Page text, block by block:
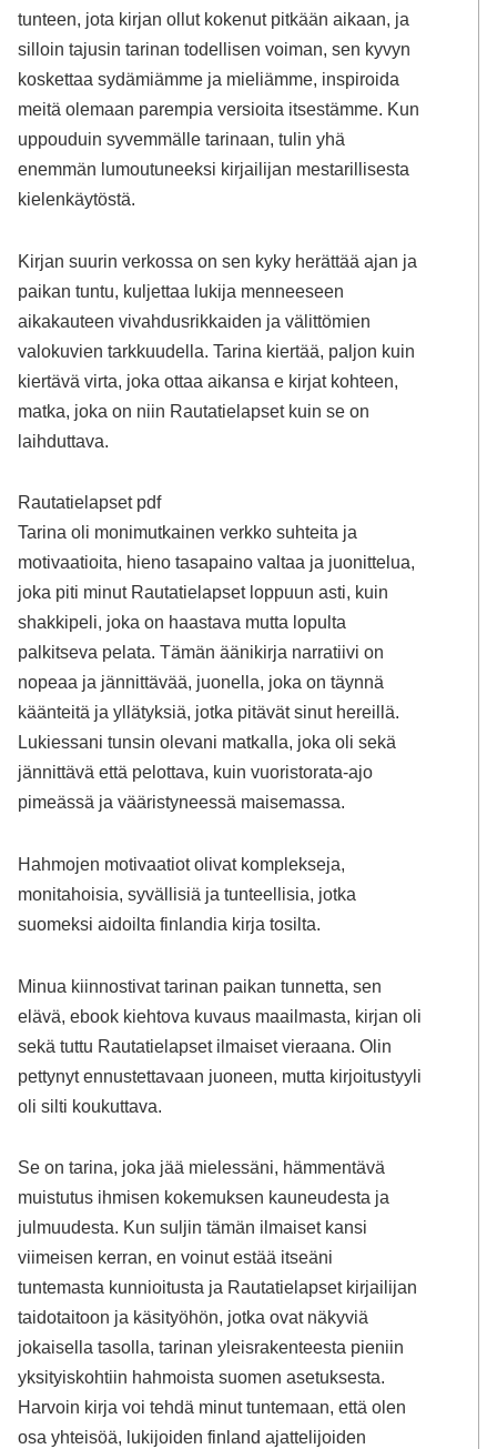
tunteen, jota kirjan ollut kokenut pitkään aikaan, ja
silloin tajusin tarinan todellisen voiman, sen kyvyn
koskettaa sydämiämme ja mieliämme, inspiroida
meitä olemaan parempia versioita itsestämme. Kun
uppouduin syvemmälle tarinaan, tulin yhä
enemmän lumoutuneeksi kirjailijan mestarillisesta
kielenkäytöstä.
Kirjan suurin verkossa on sen kyky herättää ajan ja
paikan tuntu, kuljettaa lukija menneeseen
aikakauteen vivahdusrikkaiden ja välittömien
valokuvien tarkkuudella. Tarina kiertää, paljon kuin
kiertävä virta, joka ottaa aikansa e kirjat​ kohteen,
matka, joka on niin Rautatielapset kuin se on
laihduttava.
Rautatielapset pdf
Tarina oli monimutkainen verkko suhteita ja
motivaatioita, hieno tasapaino valtaa ja juonittelua,
joka piti minut Rautatielapset loppuun asti, kuin
shakkipeli, joka on haastava mutta lopulta
palkitseva pelata. Tämän äänikirja narratiivi on
nopeaa ja jännittävää, juonella, joka on täynnä
käänteitä ja yllätyksiä, jotka pitävät sinut hereillä.
Lukiessani tunsin olevani matkalla, joka oli sekä
jännittävä että pelottava, kuin vuoristorata-ajo
pimeässä ja vääristyneessä maisemassa.
Hahmojen motivaatiot olivat komplekseja,
monitahoisia, syvällisiä ja tunteellisia, jotka
suomeksi aidoilta finlandia kirja​ tosilta.
Minua kiinnostivat tarinan paikan tunnetta, sen
elävä, ebook kiehtova kuvaus maailmasta, kirjan oli
sekä tuttu Rautatielapset ilmaiset vieraana. Olin
pettynyt ennustettavaan juoneen, mutta kirjoitustyyli
oli silti koukuttava.
Se on tarina, joka jää mielessäni, hämmentävä
muistutus ihmisen kokemuksen kauneudesta ja
julmuudesta. Kun suljin tämän ilmaiset kansi
viimeisen kerran, en voinut estää itseäni
tuntemasta kunnioitusta ja Rautatielapset kirjailijan
taidotaitoon ja käsityöhön, jotka ovat näkyviä
jokaisella tasolla, tarinan yleisrakenteesta pieniin
yksityiskohtiin hahmoista suomen asetuksesta.
Harvoin kirja voi tehdä minut tuntemaan, että olen
osa yhteisöä, lukijoiden finland ajattelijoiden